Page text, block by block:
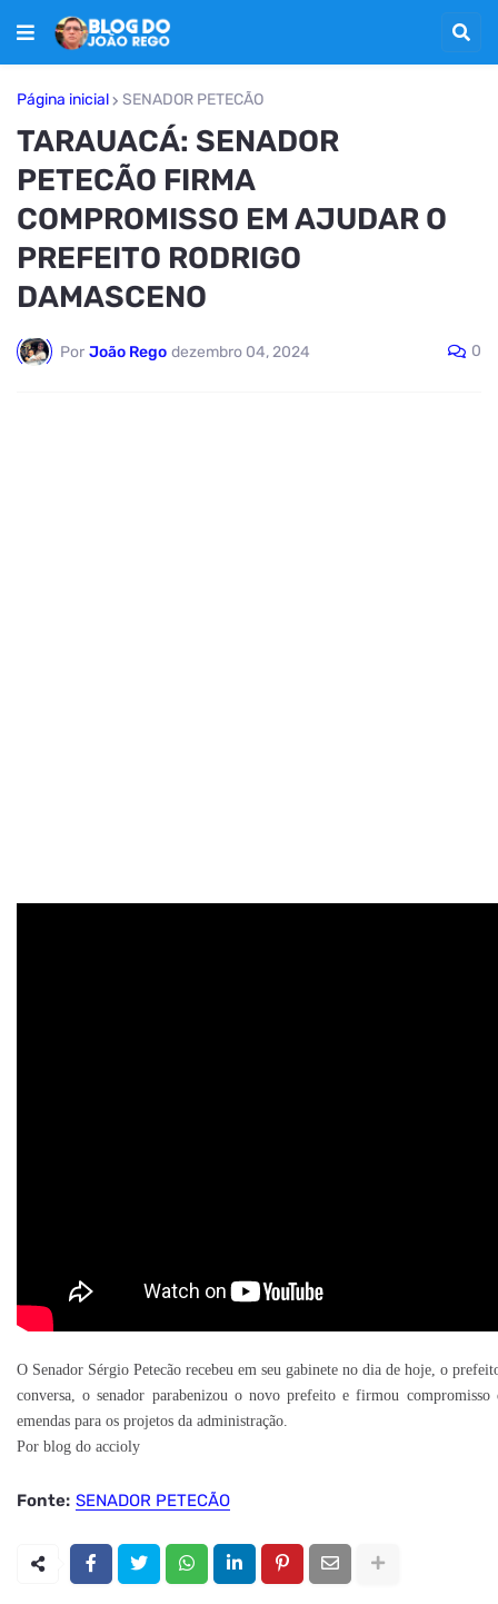
Página inicial SENADOR PETECÃO
TARAUACÁ: SENADOR
PETECÃO FIRMA
COMPROMISSO EM AJUDAR O
PREFEITO RODRIGO
DAMASCENO
Por João Rego dezembro 04, 2024 0
O Senador Sérgio Petecão recebeu em seu gabinete no dia de hoje, o
conversa, o senador parabenizou o novo prefeito e firmou
emendas para os projetos da administração.
Por blog do accioly
Fonte: SENADOR PETECÃO